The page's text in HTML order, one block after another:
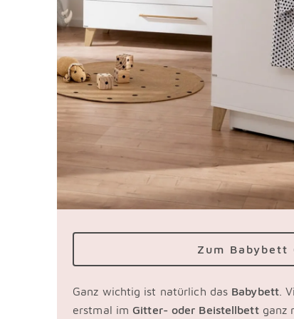
Zum Babybett
Ganz wichtig ist natürlich das Babybett.
erstmal im Gitter- oder Beistellbettganz